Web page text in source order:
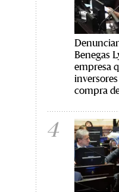
Benegas
empresa
compra
4